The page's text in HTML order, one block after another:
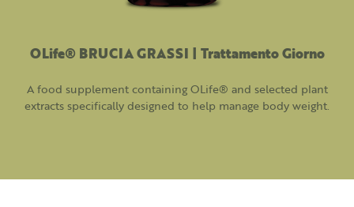
OLife® BRUCIA GRASSI | Trattamento Giorno
A food supplement containing OLife® and selected plant
extracts specifically designed to help manage body weight.